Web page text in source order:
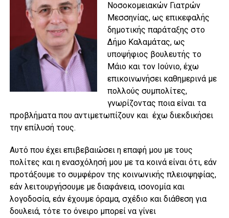
Νοσοκομειακών Γιατρών
Μεσσηνίας, ως επικεφαλής
δημοτικής παράταξης στο
Δήμο Καλαμάτας, ως
υποψήφιος βουλευτής το
Μάιο και τον Ιούνιο, έχω
επικοινωνήσει καθημερινά με
πολλούς συμπολίτες,
γνωρίζοντας ποια είναι τα
προβλήματα που αντιμετωπίζουν και έχω διεκδικήσει
την επίλυσή τους.
Αυτό που έχει επιβεβαιώσει η επαφή μου με τους
πολίτες και η ενασχόλησή μου με τα κοινά είναι ότι, εάν
προτάξουμε το συμφέρον της κοινωνικής πλειοψηφίας,
εάν λειτουργήσουμε με διαφάνεια, ισονομία και
λογοδοσία, εάν έχουμε όραμα, σχέδιο και διάθεση για
δουλειά, τότε το όνειρο μπορεί να γίνει